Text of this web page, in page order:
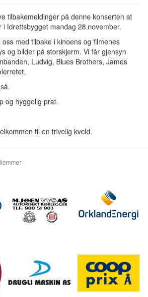
tilbakemeldinger på denne konserten at
Idrettsbygget mandag 28.november.
med tilbake i kinoens og filmenes
og bilder på storskjerm. Vi får gjensyn
Ludvig, Blues Brothers, James
og hyggelig prat.
til en trivelig kveld.